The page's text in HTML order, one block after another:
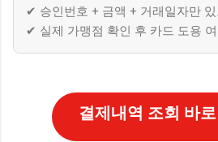
✔ 승인번호 + 금액 + 거래일자만
✔ 실제 가맹점 확인 후 카드 도용
결제내역 조회 바